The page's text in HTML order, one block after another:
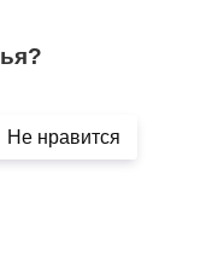
Не нравится